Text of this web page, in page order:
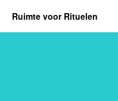
Ruimte voor Rituelen